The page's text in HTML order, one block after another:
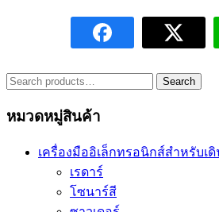
Search
for:
Search
หมวดหมู่สินค้า
เครื่องมืออิเล็กทรอนิกส์สำหรับเดิ
เรดาร์
โซนาร์สี